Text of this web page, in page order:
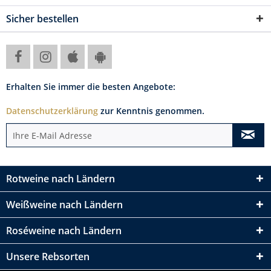
Sicher bestellen
Erhalten Sie immer die besten Angebote:
Datenschutzerklärung zur Kenntnis genommen.
Rotweine nach Ländern
Weißweine nach Ländern
Roséweine nach Ländern
Unsere Rebsorten